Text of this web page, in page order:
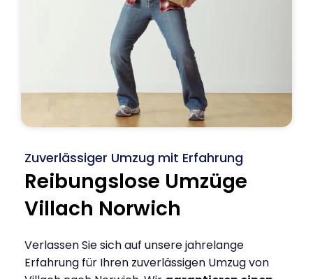
Zuverlässiger Umzug mit Erfahrung
Reibungslose Umzüge
Villach Norwich
Verlassen Sie sich auf unsere jahrelange
Erfahrung für Ihren zuverlässigen Umzug von